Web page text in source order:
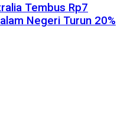
Tembus Rp7
Negeri Turun 20%